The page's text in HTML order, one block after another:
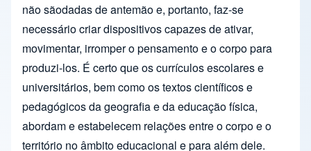
não sãodadas de antemão e, portanto, faz-se
necessário criar dispositivos capazes de ativar,
movimentar, irromper o pensamento e o corpo para
produzi-los. É certo que os currículos escolares e
universitários, bem como os textos científicos e
pedagógicos da geografia e da educação física,
abordam e estabelecem relações entre o corpo e o
território no âmbito educacional e para além dele.